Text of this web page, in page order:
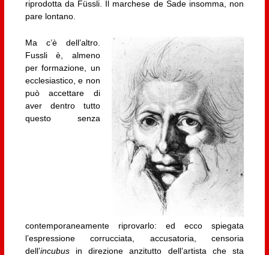
riprodotta da Füssli. Il marchese de Sade insomma, non
pare lontano.
Ma c’è dell’altro.
Fussli è, almeno
per formazione, un
ecclesiastico, e non
può accettare di
aver dentro tutto
questo senza
contemporaneamente riprovarlo: ed ecco spiegata
l’espressione corrucciata, accusatoria, censoria
dell’incubusin direzione anzitutto dell’artista che sta